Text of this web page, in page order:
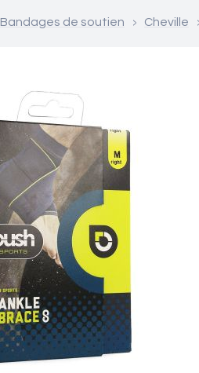
Bandages de soutien > Cheville